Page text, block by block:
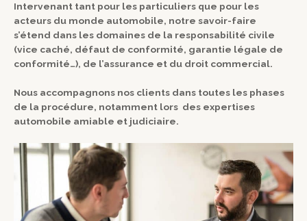
Intervenant tant pour les particuliers que pour les
acteurs du monde automobile, notre savoir-faire
s’étend dans les domaines de la responsabilité civile
(vice caché, défaut de conformité, garantie légale de
conformité…), de l’assurance et du droit commercial.
Nous accompagnons nos clients dans toutes les phases
de la procédure, notamment lors des expertises
automobile amiable et judiciaire.